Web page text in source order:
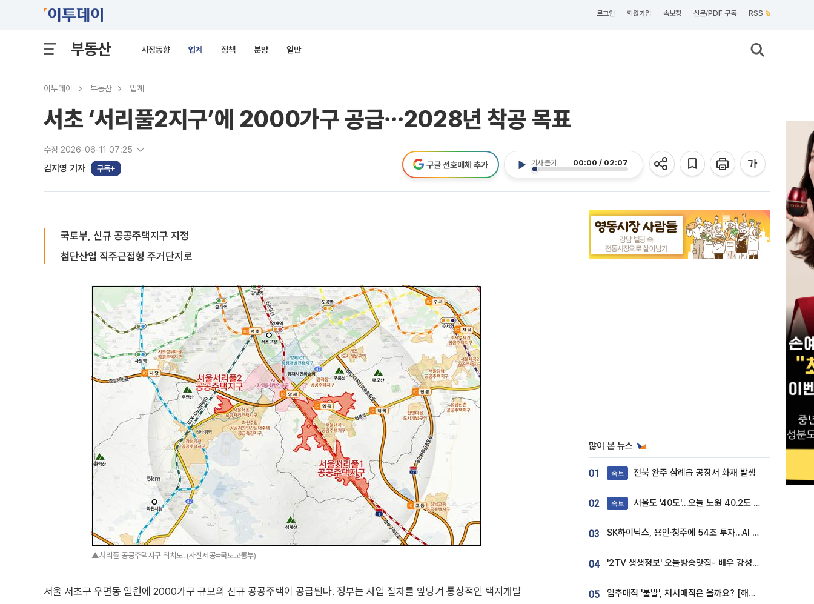
로그인 회원가입 속보창 신문/PDF 구독 RSS
부동산 시장동향 업계 정책 분양 일반
이투데이 부동산 업계
서초 ‘서리풀2지구’에 2000가구 공급⋯2028년 착공 목표
수정 2026-06-11 07:25
김지영 기자 구독
기사 듣기 00:00 / 02:07
구글 선호매체 추가
국토부, 신규 공공주택지구 지정
첨단산업 직주근접형 주거단지로
▲서리풀 공공주택지구 위치도. (사진제공=국토교통부)
서울 서초구 우면동 일원에 2000가구 규모의 신규 공공주택이 공급된다. 정부는 사업 절차를 앞당겨 통상적인 택지개발
많이 본 뉴스
01 속보 전북 완주 삼례읍 공장서 화재 발생
02 속보 서울도 '40도'…오늘 노원 40.2도 기록
03 SK하이닉스, 용인·청주에 54조 투자…AI 메모리 생산기지 키운다
04 '2TV 생생정보' 오늘방송맛집- 배우 강성진 단골! 쌀국수ㆍ푸팟퐁 커리 맛집 '블○○○'
05 입추매직 '불발', 처서매직은 올까요? [해시태그]